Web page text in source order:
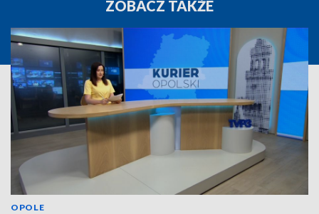
ZOBACZ TAKŻE
OPOLE